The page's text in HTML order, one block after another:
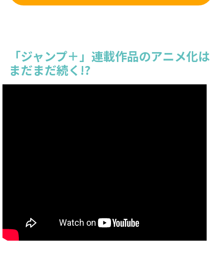
「ジャンプ＋」連載作品のアニメ化は
まだまだ続く!?